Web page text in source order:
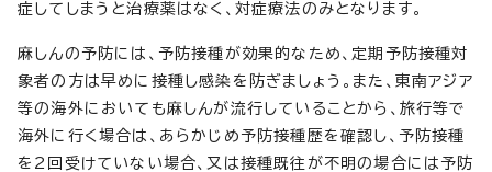
症してしまうと治療薬はなく、対症療法のみとなります。
麻しんの予防には、予防接種が効果的なため、定期予防接種対
象者の方は早めに接種し感染を防ぎましょう。また、東南アジア
等の海外においても麻しんが流行していることから、旅行等で
海外に行く場合は、あらかじめ予防接種歴を確認し、予防接種
を2回受けていない場合、又は接種既往が不明の場合には予防